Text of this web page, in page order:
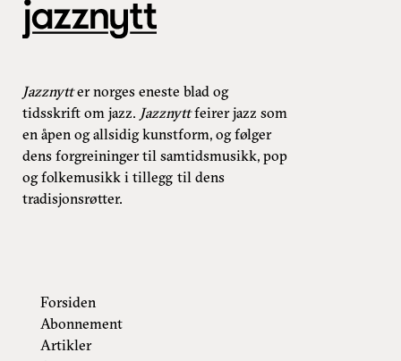
Jazznytter norges eneste blad og
tidsskrift om jazz. Jazznyttfeirer jazz som
en åpen og allsidig kunstform, og følger
dens forgreininger til samtidsmusikk, pop
og folkemusikk i tillegg til dens
tradisjonsrøtter.
Forsiden
Abonnement
Artikler